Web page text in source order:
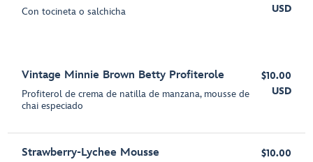
Con tocineta o salchicha
USD
Vintage Minnie Brown Betty Profiterole
Profiterol de crema de natilla de manzana, mousse de
chai especiado
$10.00
USD
Strawberry-Lychee Mousse
$10.00